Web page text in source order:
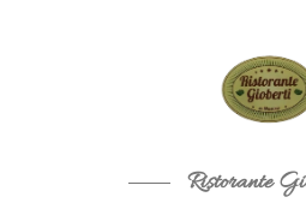
Ristorante